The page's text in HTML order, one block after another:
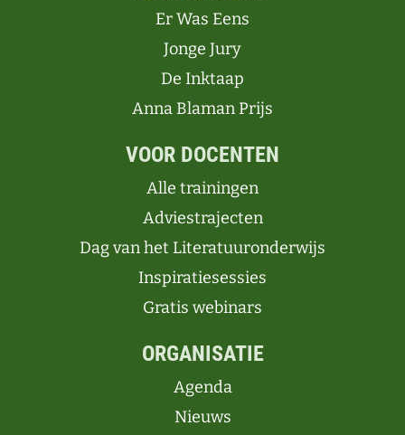
Er Was Eens
Jonge Jury
De Inktaap
Anna Blaman Prijs
VOOR DOCENTEN
Alle trainingen
Adviestrajecten
Dag van het Literatuuronderwijs
Inspiratiesessies
Gratis webinars
ORGANISATIE
Agenda
Nieuws